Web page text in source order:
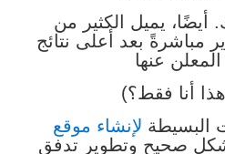
يميل الكثير من
مباشرةً بعد أعلى نتائج
عنها
البسيطة لإنشاء موقع
صحيح وتطوير تدفق